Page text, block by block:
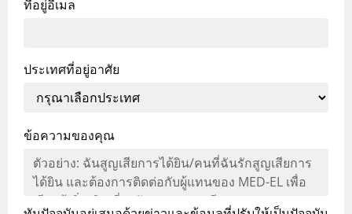
ที่อยู่อีเมล
ประเทศที่อยู่อาศัย
ข้อความของคุณ